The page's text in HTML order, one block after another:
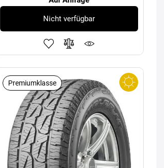
Nicht verfügbar
Premiumklasse